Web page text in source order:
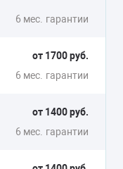
6 мес. гарантии
от 1700 руб.
6 мес. гарантии
от 1400 руб.
6 мес. гарантии